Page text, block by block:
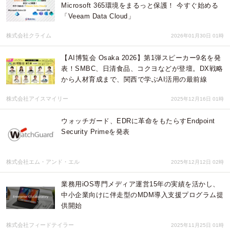
Microsoft 365環境をまるっと保護！ 今すぐ始める
「Veeam Data Cloud」
株式会社クライム 2026年01月30日 01時
【AI博覧会 Osaka 2026】第1弾スピーカー9名を発
表！SMBC、日清食品、コクヨなどが登壇。DX戦略
から人材育成まで、関西で学ぶAI活用の最前線
株式会社アイスマイリー 2025年12月16日 01時
ウォッチガード、EDRに革命をもたらすEndpoint
Security Primeを発表
株式会社エム・アンド・エル 2025年12月12日 02時
業務用iOS専門メディア運営15年の実績を活かし、
中小企業向けに伴走型のMDM導入支援プログラム提
供開始
株式会社フィードテイラー 2025年11月25日 01時